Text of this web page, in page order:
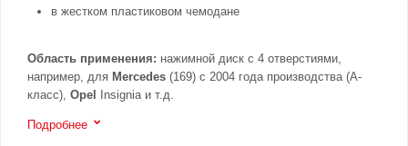
в жестком пластиковом чемодане
Область применения: нажимной диск с 4 отверстиями,
например, для Mercedes (169) с 2004 года производства (A-
класс), Opel Insignia и т.д.
Подробнее